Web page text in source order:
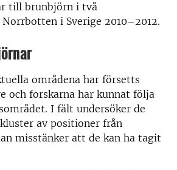
till brunbjörn i två
i Sverige 2010–2012.
områdena har försetts
och forskarna har kunnat följa
I fält undersöker de
av positioner från
misstänker att de kan ha tagit